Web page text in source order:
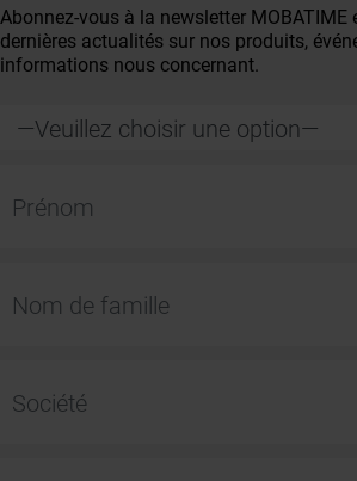
Abonnez-vous à la newsletter
dernières actualités sur nos produits,
informations nous concernant.